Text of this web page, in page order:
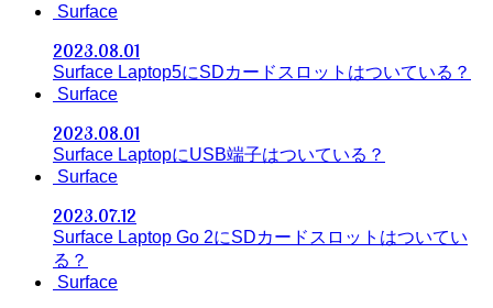
Surface
2023.08.01
Surface Laptop5にSDカードスロットはついている？
Surface
2023.08.01
Surface LaptopにUSB端子はついている？
Surface
2023.07.12
Surface Laptop Go 2にSDカードスロットはついてい
る？
Surface